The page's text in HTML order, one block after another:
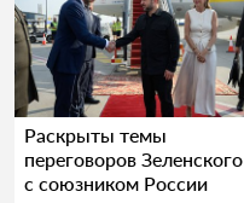
Раскрыты темы
переговоров Зеленского
с союзником России